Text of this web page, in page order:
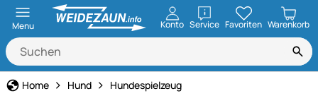
Menu Konto ServiceöffnenFavoriten Warenkorb
Home Hund Hundespielzeug